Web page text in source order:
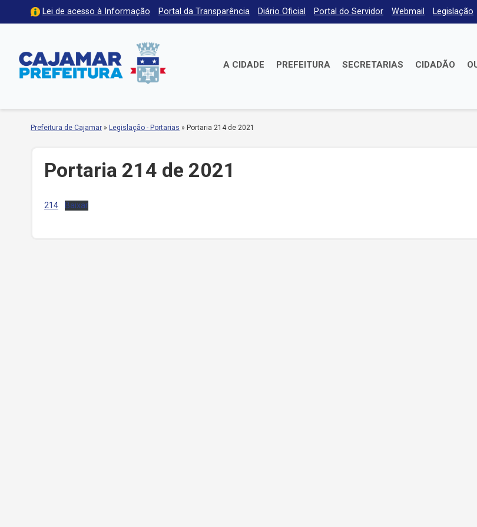
Lei de acesso à Informação Portal da Transparência Diário Oficial Portal do Servidor Webmail Legislação
A CIDADE PREFEITURA SECRETARIAS CIDADÃO
Prefeitura de Cajamar » Legislação - Portarias » Portaria 214 de 2021
Portaria 214 de 2021
214 Baixar